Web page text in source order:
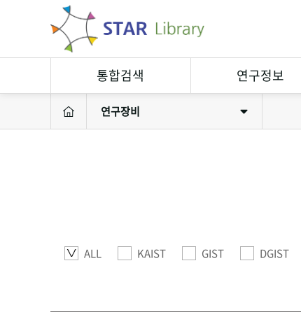
통합검색
연구정보검색
연구정보
연구자
연구장비
ALL KAIST GIST DGIST